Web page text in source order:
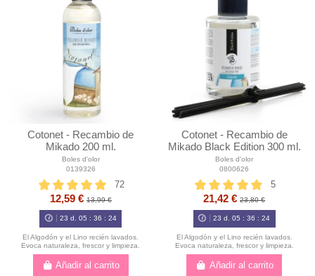
Cotonet - Recambio de
Mikado 200 ml.
Boles d'olor
0139326
72
12,59 €13,99 €
23 d. 05 : 36 : 23
El Algodón y el Lino recién lavados.
Evoca naturaleza, frescor y limpieza.
Añadir al carrito
Cotonet - Recambio de
Mikado Black Edition 300 ml.
Boles d'olor
0800626
5
21,42 €23,80 €
23 d. 05 : 36 : 23
El Algodón y el Lino recién lavados.
Evoca naturaleza, frescor y limpieza.
Añadir al carrito